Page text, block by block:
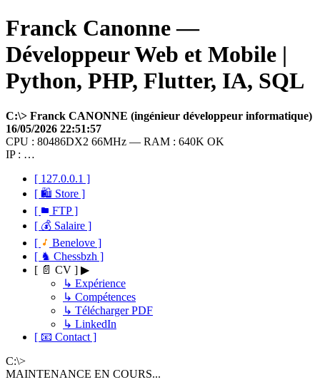
Franck Canonne —
Développeur Web et Mobile |
Python, PHP, Flutter, IA, SQL
C:\> Franck CANONNE (ingénieur développeur informatique)
16/05/2026 22:51:57
CPU : 80486DX2 66MHz — RAM : 640K OK
IP : …
[ 127.0.0.1 ]
[ 🛍 Store ]
[
FTP ]
[ 💰 Salaire ]
[
Benelove ]
[ ♞ Chessbzh ]
[ 📄 CV ] ▶
↳ Expérience
↳ Compétences
↳ Télécharger PDF
↳ LinkedIn
[ 📧 Contact ]
C:\>
MAINTENANCE EN COURS...